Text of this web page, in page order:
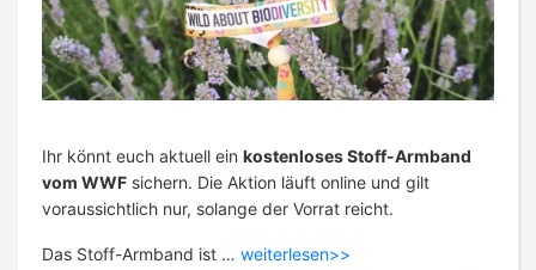
Ihr könnt euch aktuell ein kostenloses Stoff-Armband
vom WWF sichern. Die Aktion läuft online und gilt
voraussichtlich nur, solange der Vorrat reicht.
Das Stoff-Armband ist … weiterlesen>>